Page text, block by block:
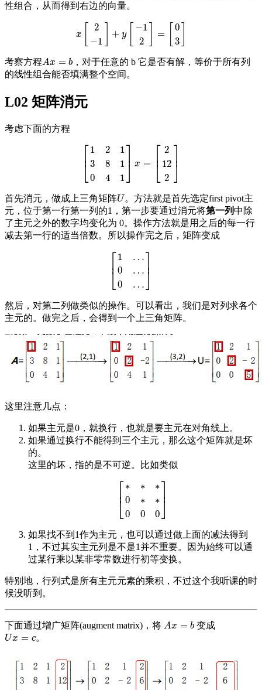
性组合，从而得到右边的向量。
x
2
−1
+ y
−1
2
=
0
3
1]+y 03
考察方程Ax = b
Ax= b
，对于任意的 b 它是否有解，等价于所有列
的线性组合能否填满整个空间。
L02 矩阵消元
考虑下面的方程
⎡
⎣
⎢ 1
3
0
2
8
4
1
1
1
⎤
⎦⎥ x = ⎡
⎣
⎢ 2
12
2
⎤
⎦⎥
[1 13 10 4 1]x =[ 122]
首先消元，做成上三角矩阵U
U。方法就是首先选定first pivot主
元，位于第一行第一列的1，第一步要通过消元将第一列中除
了主元之外的数字均变化为 0。操作方法就是用之后的每一行
减去第一行的适当倍数。所以操作完之后，矩阵变成
⎡
⎣
⎢ 1
0
0
…
…
…
⎤
⎦⎥
1 … … 0 …
然后，对第二列做类似的操作。可以看出，我们是对列求各个
主元的。做完之后，会得到一个上三角矩阵。
这里注意几点：
如果主元是0，就换行，也就是要主元在对角线上。
如果通过换行不能得到三个主元，那么这个矩阵就是坏
的。
这里的坏，指的是不可逆。比如类似
⎡
⎣
⎢ ∗
0
0
∗
∗
0
∗
∗
0
⎤
⎦⎥
∗∗ ∗0 ∗ 0
如果找不到1作为主元，也可以通过做上面的减法得到
1，不过其实主元列是不是1并不重要。因为始终可以通
过某行乘以某非零常数进行初等变换。
特别地，行列式是所有主元元素的乘积，不过这个我听课的时
候没听到。
下面通过增广矩阵(augment matrix)，将 Ax = b
Ax= b 变成
Ux = c
Ux= c 。